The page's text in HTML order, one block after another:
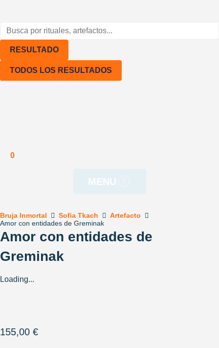
RESULTADO
TODOS LOS RESULTADOS
0
MENU
Bruja Inmortal Sofia Tkach
Artefacto
Amor con entidades de Greminak
Amor con entidades de
Greminak
Loading...
155,00 €
¿Tienes alguna duda?